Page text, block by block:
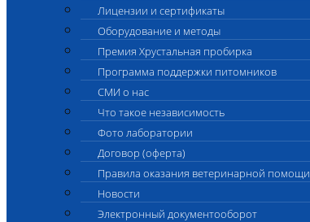
Лицензии и сертификаты
Оборудование и методы
Премия Хрустальная пробирка
Программа поддержки питомников
СМИ о нас
Что такое независимость
Фото лаборатории
Договор (оферта)
Правила оказания ветеринарной помощи
Новости
Электронный документооборот